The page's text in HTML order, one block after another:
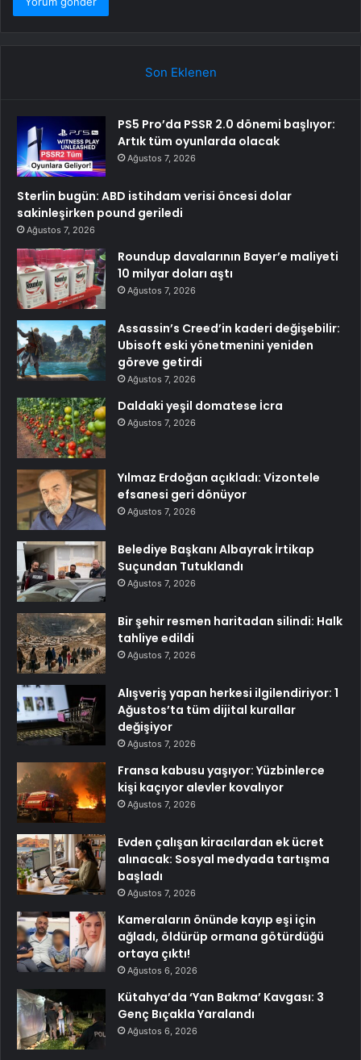
Son Eklenen
PS5 Pro’da PSSR 2.0 dönemi başlıyor:
Artık tüm oyunlarda olacak
Ağustos 7, 2026
Sterlin bugün: ABD istihdam verisi öncesi dolar
sakinleşirken pound geriledi
Ağustos 7, 2026
Roundup davalarının Bayer’e maliyeti
10 milyar doları aştı
Ağustos 7, 2026
Assassin’s Creed’in kaderi değişebilir:
Ubisoft eski yönetmenini yeniden
göreve getirdi
Ağustos 7, 2026
Daldaki yeşil domatese İcra
Ağustos 7, 2026
Yılmaz Erdoğan açıkladı: Vizontele
efsanesi geri dönüyor
Ağustos 7, 2026
Belediye Başkanı Albayrak İrtikap
Suçundan Tutuklandı
Ağustos 7, 2026
Bir şehir resmen haritadan silindi: Halk
tahliye edildi
Ağustos 7, 2026
Alışveriş yapan herkesi ilgilendiriyor: 1
Ağustos’ta tüm dijital kurallar
değişiyor
Ağustos 7, 2026
Fransa kabusu yaşıyor: Yüzbinlerce
kişi kaçıyor alevler kovalıyor
Ağustos 7, 2026
Evden çalışan kiracılardan ek ücret
alınacak: Sosyal medyada tartışma
başladı
Ağustos 7, 2026
Kameraların önünde kayıp eşi için
ağladı, öldürüp ormana götürdüğü
ortaya çıktı!
Ağustos 6, 2026
Kütahya’da ‘Yan Bakma’ Kavgası: 3
Genç Bıçakla Yaralandı
Ağustos 6, 2026